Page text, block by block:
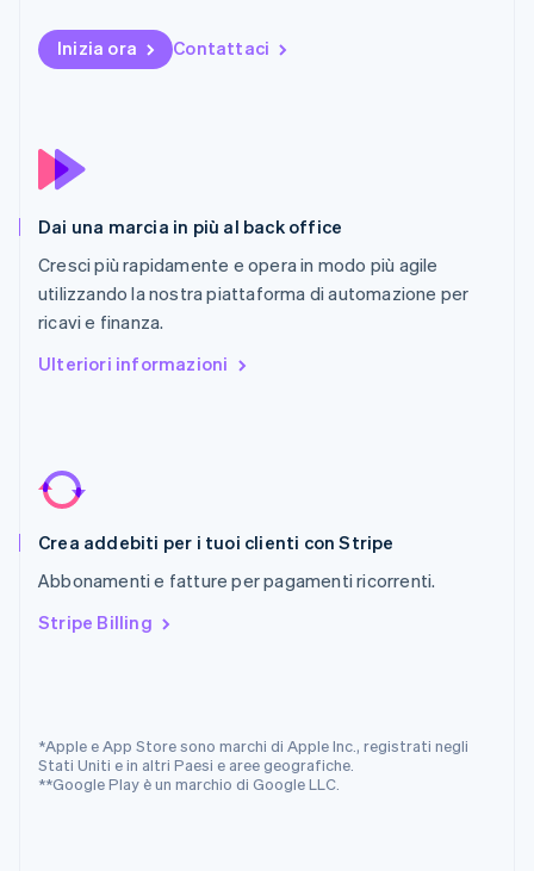
Inizia ora Contattaci
Dai una marcia in più al back office
Cresci più rapidamente e opera in modo più agile
utilizzando la nostra piattaforma di automazione per
ricavi e finanza.
Ulteriori informazioni
Crea addebiti per i tuoi clienti con Stripe
Abbonamenti e fatture per pagamenti ricorrenti.
Stripe Billing
*Apple e App Store sono marchi di Apple Inc., registrati negli
Stati Uniti e in altri Paesi e aree geografiche.
**Google Play è un marchio di Google LLC.
Malta
English
Nuova Zelanda
Paesi Bassi
Polonia
English
Portogallo
RAS di Hong Kong, Cina
English
English
English简体中文
Slovacchia
English
Stati Uniti
EnglishEspañol 简体中文